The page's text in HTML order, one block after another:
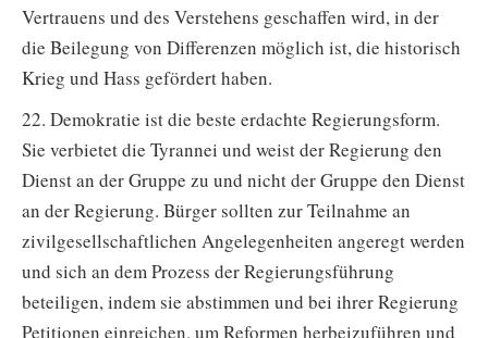
Vertrauens und des Verstehens geschaffen wird, in der
die Beilegung von Differenzen möglich ist, die historisch
Krieg und Hass gefördert haben.
22. Demokratie ist die beste erdachte Regierungsform.
Sie verbietet die Tyrannei und weist der Regierung den
Dienst an der Gruppe zu und nicht der Gruppe den Dienst
an der Regierung. Bürger sollten zur Teilnahme an
zivilgesellschaftlichen Angelegenheiten angeregt werden
und sich an dem Prozess der Regierungsführung
beteiligen, indem sie abstimmen und bei ihrer Regierung
Petitionen einreichen, um Reformen herbeizuführen und